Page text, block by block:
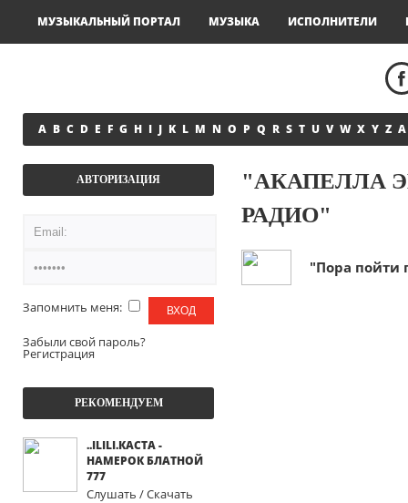
МУЗЫКАЛЬНЫЙ ПОРТАЛ МУЗЫКА ИСПОЛНИТЕЛИ
A B C D E F G H I J K L M N O P Q R S T U V W X Y Z А
АВТОРИЗАЦИЯ
Запомнить меня:
Забыли свой пароль?
Регистрация
РЕКОМЕНДУЕМ
..ΙLΙLΙ.КАСТА -
НАМЕРОК БЛАТНОЙ
777
Слушать / Скачать
"АКАПЕЛЛА
РАДИО"
"Пора пойти